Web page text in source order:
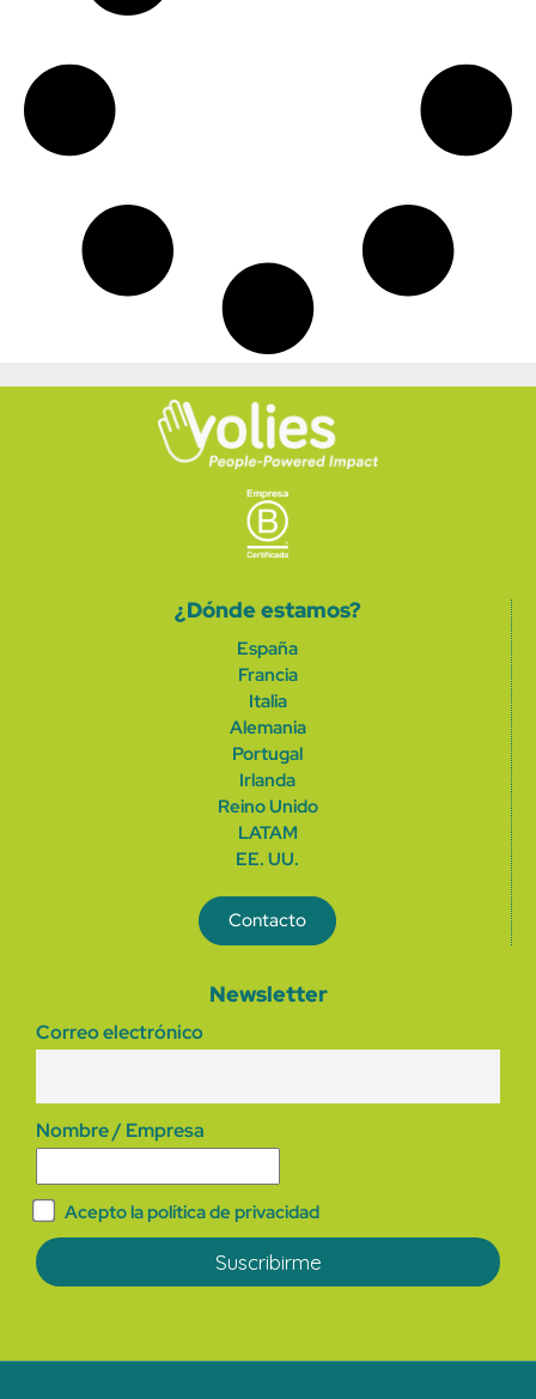
¿Dónde estamos?
España
Francia
Italia
Alemania
Portugal
Irlanda
Reino Unido
LATAM
EE. UU.
Contacto
Newsletter
Correo electrónico
Nombre / Empresa
Acepto la política de privacidad